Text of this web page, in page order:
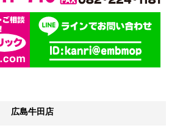
広島牛田店